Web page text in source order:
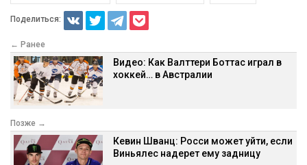
Поделиться:
← Ранее
Видео: Как Валттери Боттас играл в
хоккей… в Австралии
Позже →
Кевин Шванц: Росси может уйти, если
Виньялес надерет ему задницу